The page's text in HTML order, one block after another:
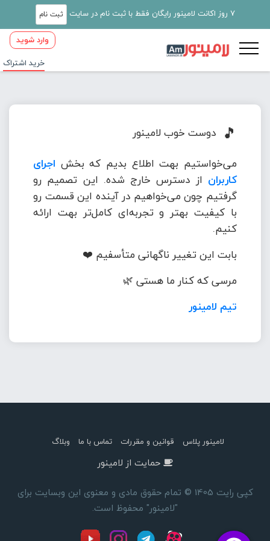
7 روز اکانت لامینور رایگان فقط با ثبت نام در سایت ثبت نام
وارد شوید
خرید اشتراک
🎵 دوست خوب لامینور
می‌خواستیم بهت اطلاع بدیم که بخش اجرای
کاربران از دسترس خارج شده. این تصمیم رو
گرفتیم چون می‌خواهیم در آینده این قسمت رو
با کیفیت بهتر و تجربه‌ای کامل‌تر بهت ارائه
کنیم.
بابت این تغییر ناگهانی متأسفیم ❤️
مرسی که کنار ما هستی 🌿
تیم لامینور
لامینور پلاس قوانین و مقررات تماس با ما وبلاگ
حمایت از لامینور
کپی رایت 1405 © تمام حقوق مادی و معنوی این وبسایت برای
"لامینور" محفوظ است.